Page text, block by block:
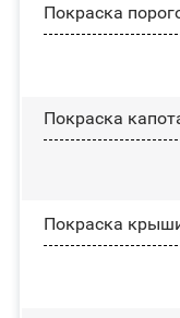
Покраска
Покраска
Покраска